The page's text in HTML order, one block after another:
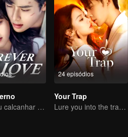
Ela é seu calcanhar de Aquiles e sua armadura
24 episódios
Your Trap
Lure you into the trap with love as bait